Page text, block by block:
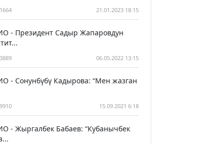
21.01.2023 18:15
- Президент Садыр Жапаровдун
06.05.2022 13:15
- Сонунбүбү Кадырова: “Мен жазган
15.09.2021 6:18
- Жыргалбек Бабаев: “Кубанычбек